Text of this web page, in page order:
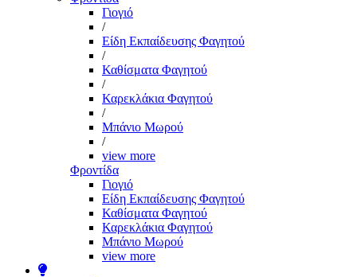
Γιογιό
/
Είδη Εκπαίδευσης Φαγητού
/
Καθίσματα Φαγητού
/
Καρεκλάκια Φαγητού
/
Μπάνιο Μωρού
/
view more
Φροντίδα
Γιογιό
Είδη Εκπαίδευσης Φαγητού
Καθίσματα Φαγητού
Καρεκλάκια Φαγητού
Μπάνιο Μωρού
view more